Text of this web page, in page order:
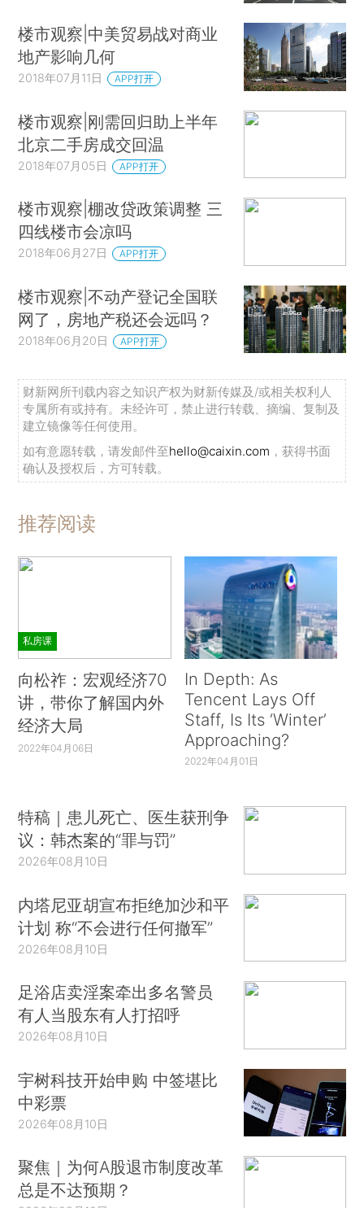
楼市观察|中美贸易战对商业
地产影响几何
2018年07月11日 APP打开
楼市观察|刚需回归助上半年
北京二手房成交回温
2018年07月05日 APP打开
楼市观察|棚改贷政策调整 三
四线楼市会凉吗
2018年06月27日 APP打开
楼市观察|不动产登记全国联
网了，房地产税还会远吗？
2018年06月20日 APP打开
财新网所刊载内容之知识产权为财新传媒及/或相关权利人
专属所有或持有。未经许可，禁止进行转载、摘编、复制及
建立镜像等任何使用。
如有意愿转载，请发邮件至hello@caixin.com ，获得书面
确认及授权后，方可转载。
推荐阅读
私房课
向松祚：宏观经济70
讲，带你了解国内外
经济大局
2022年04月06日
In Depth: As
Tencent Lays Off
Staff, Is Its ‘Winter’
Approaching?
2022年04月01日
特稿｜患儿死亡、医生获刑争
议：韩杰案的“罪与罚”
2026年08月10日
内塔尼亚胡宣布拒绝加沙和平
计划 称“不会进行任何撤军”
2026年08月10日
足浴店卖淫案牵出多名警员
有人当股东有人打招呼
2026年08月10日
宇树科技开始申购 中签堪比
中彩票
2026年08月10日
聚焦｜为何A股退市制度改革
总是不达预期？